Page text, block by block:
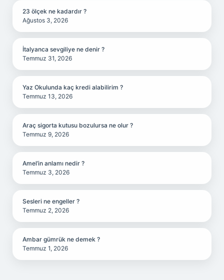
23 ölçek ne kadardır ?
Ağustos 3, 2026
İtalyanca sevgiliye ne denir ?
Temmuz 31, 2026
Yaz Okulunda kaç kredi alabilirim ?
Temmuz 13, 2026
Araç sigorta kutusu bozulursa ne olur ?
Temmuz 9, 2026
Amel’in anlamı nedir ?
Temmuz 3, 2026
Sesleri ne engeller ?
Temmuz 2, 2026
Ambar gümrük ne demek ?
Temmuz 1, 2026